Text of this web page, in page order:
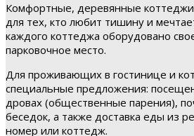
Комфортные, деревянные
для тех, кто любит тишину и
каждого коттеджа оборудовано
парковочное место.
Для проживающих в гостинице и
специальные предложения:
дровах (общественные парения),
беседок, а также доставка еды из
номер или коттедж.